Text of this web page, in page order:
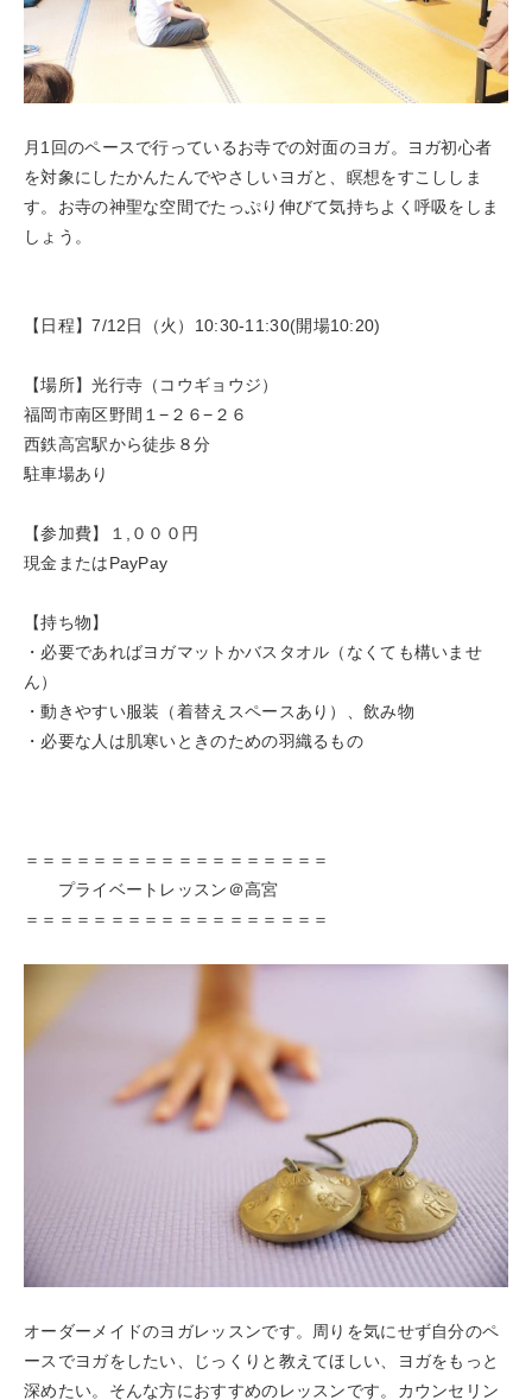
月1回のペースで行っているお寺での対面のヨガ。ヨガ初心者
を対象にしたかんたんでやさしいヨガと、瞑想をすこししま
す。お寺の神聖な空間でたっぷり伸びて気持ちよく呼吸をしま
しょう。
【日程】7/12日（火）10:30-11:30(開場10:20)
【場所】光行寺（コウギョウジ）
福岡市南区野間１−２６−２６
西鉄高宮駅から徒歩８分
駐車場あり
【参加費】１,０００円
現金またはPayPay
【持ち物】
・必要であればヨガマットかバスタオル（なくても構いませ
ん）
・動きやすい服装（着替えスペースあり）、飲み物
・必要な人は肌寒いときのための羽織るもの
＝＝＝＝＝＝＝＝＝＝＝＝＝＝＝＝＝＝
プライベートレッスン＠高宮
＝＝＝＝＝＝＝＝＝＝＝＝＝＝＝＝＝＝
オーダーメイドのヨガレッスンです。周りを気にせず自分のペ
ースでヨガをしたい、じっくりと教えてほしい、ヨガをもっと
深めたい。そんな方におすすめのレッスンです。カウンセリン